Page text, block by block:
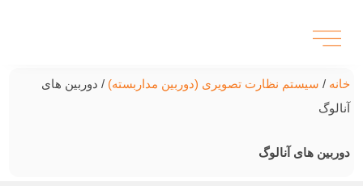
خانه / سیستم نظارت تصویری (دوربین مداربسته) / دوربین های
آنالوگ
دوربین های آنالوگ